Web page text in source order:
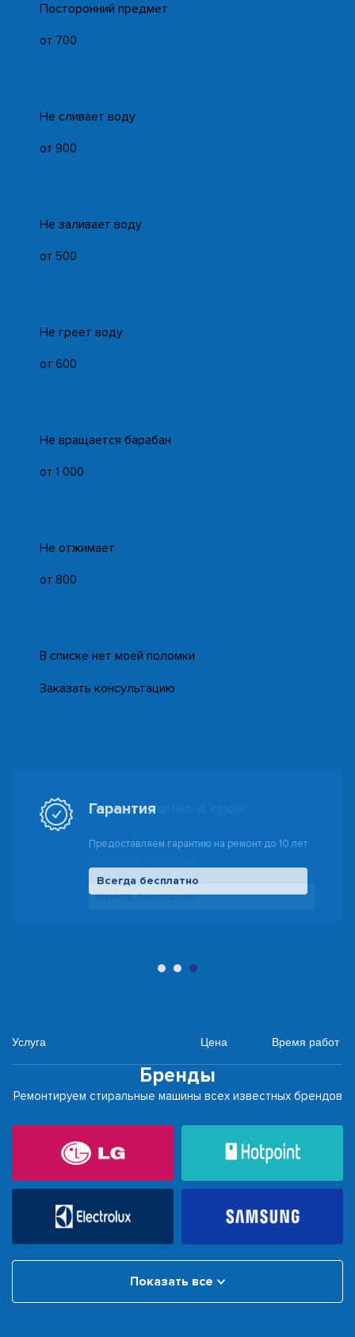
Посторонний предмет
от 700
Не сливает воду
от 900
Не заливает воду
от 500
Не греет воду
от 600
Не вращается барабан
от 1 000
Не отжимает
от 800
В списке нет моей поломки
Заказать консультацию
Гарантия
Предоставляем гарантию на ремонт до 10 лет
Всегда бесплатно
Услуга Цена Время работ
Бренды
Ремонтируем стиральные машины всех известных брендов
Показать все